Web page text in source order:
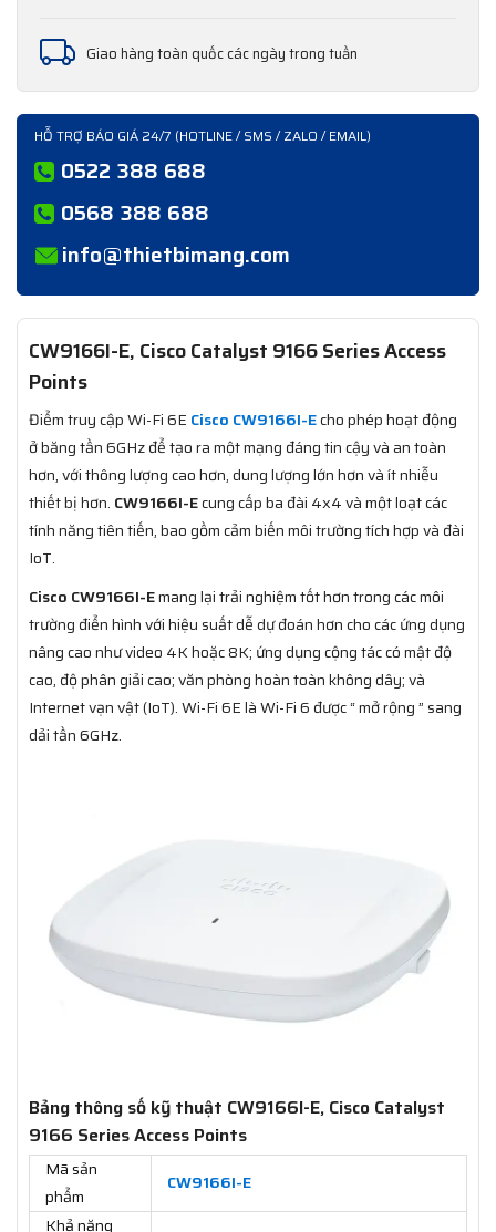
Giao hàng toàn quốc các ngày trong tuần
HỖ TRỢ BÁO GIÁ 24/7 (HOTLINE / SMS / ZALO / EMAIL)
0522 388 688
0568 388 688
info@thietbimang.com
CW9166I-E, Cisco Catalyst 9166 Series Access
Points
Điểm truy cập Wi-Fi 6E Cisco CW9166I-Echo phép hoạt động
ở băng tần 6GHz để tạo ra một mạng đáng tin cậy và an toàn
hơn, với thông lượng cao hơn, dung lượng lớn hơn và ít nhiễu
thiết bị hơn. CW9166I-Ecung cấp ba đài 4x4 và một loạt các
tính năng tiên tiến, bao gồm cảm biến môi trường tích hợp và đài
IoT.
Cisco CW9166I-Emang lại trải nghiệm tốt hơn trong các môi
trường điển hình với hiệu suất dễ dự đoán hơn cho các ứng dụng
nâng cao như video 4K hoặc 8K; ứng dụng cộng tác có mật độ
cao, độ phân giải cao; văn phòng hoàn toàn không dây; và
Internet vạn vật (IoT). Wi-Fi 6E là Wi-Fi 6 được “ mở rộng ” sang
dải tần 6GHz.
Bảng thông số kỹ thuật CW9166I-E, Cisco Catalyst
9166 Series Access Points
Mã sản
phẩm
CW9166I-E
Khả năng